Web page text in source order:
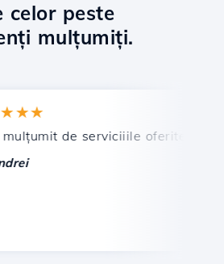
peste
mulțumiți.
de serviciiile oferite de